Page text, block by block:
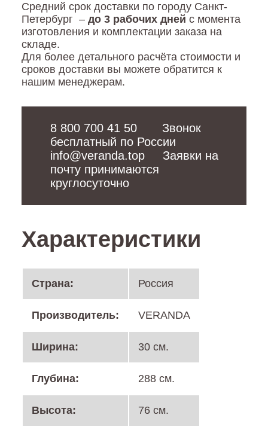
Средний срок доставки по городу Санкт-
Петербург – до 3 рабочих дней с момента
изготовления и комплектации заказа на
складе.
Для более детального расчёта стоимости и
сроков доставки вы можете обратится к
нашим менеджерам.
8 800 700 41 50
       Звонок
info@veranda.top
     Заявки на
почту принимаются
круглосуточно
Характеристики
Cтрана: Россия
Производитель: VERANDA
Ширина: 30 см.
Глубина: 288 см.
Высота: 76 см.